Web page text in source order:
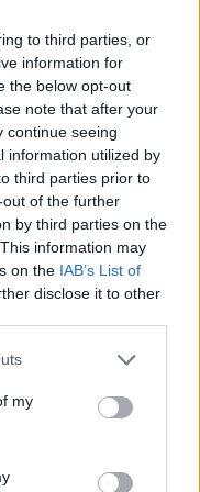
to third parties, or
information for
the below opt-out
note that after your
continue seeing
information utilized by
third parties prior to
of the further
by third parties on the
information may
on the IAB’s List of
disclose it to other
my
Ver perfil
Ver perfil